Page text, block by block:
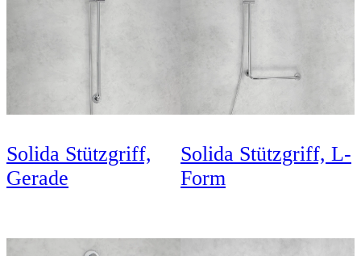
Solida Stützgriff,
Gerade
Solida Stützgriff, L-
Form